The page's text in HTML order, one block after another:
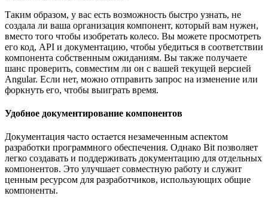
Таким образом, у вас есть возможность быстро узнать, не
создала ли ваша организация компонент, который вам нужен,
вместо того чтобы изобретать колесо. Вы можете просмотреть
его код, API и документацию, чтобы убедиться в соответствии
компонента собственным ожиданиям. Вы также получаете
шанс проверить, совместим ли он с вашей текущей версией
Angular. Если нет, можно отправить запрос на изменение или
форкнуть его, чтобы выиграть время.
Удобное документирование компонентов
Документация часто остается незамеченным аспектом
разработки программного обеспечения. Однако Bit позволяет
легко создавать и поддерживать документацию для отдельных
компонентов. Это улучшает совместную работу и служит
ценным ресурсом для разработчиков, использующих общие
компоненты.